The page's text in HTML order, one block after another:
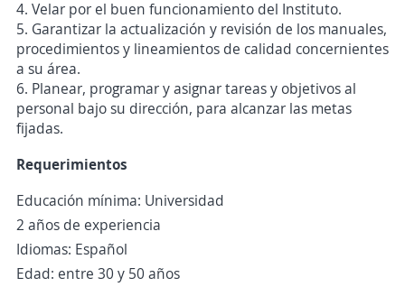
4. Velar por el buen funcionamiento del Instituto.
5. Garantizar la actualización y revisión de los manuales,
procedimientos y lineamientos de calidad concernientes
a su área.
6. Planear, programar y asignar tareas y objetivos al
personal bajo su dirección, para alcanzar las metas
fijadas.
Requerimientos
Educación mínima: Universidad
2 años de experiencia
Idiomas: Español
Edad: entre 30 y 50 años